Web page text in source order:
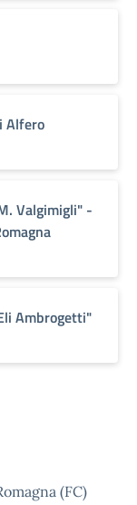
Alfero
Valgimigli" -
Ambrogetti"
(FC)